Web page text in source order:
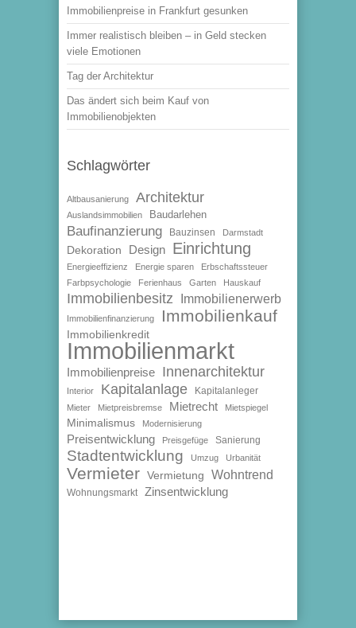
Immobilienpreise in Frankfurt gesunken
Immer realistisch bleiben – in Geld stecken
viele Emotionen
Tag der Architektur
Das ändert sich beim Kauf von
Immobilienobjekten
Schlagwörter
Altbausanierung Architektur
Auslandsimmobilien Baudarlehen
Baufinanzierung Bauzinsen Darmstadt
Dekoration Design Einrichtung
Energieeffizienz Energie sparen
Erbschaftssteuer
Farbpsychologie
Ferienhaus Garten Hauskauf
Immobilienbesitz Immobilienerwerb
Immobilienfinanzierung Immobilienkauf
Immobilienkredit
Immobilienmarkt
Immobilienpreise Innenarchitektur
Interior Kapitalanlage Kapitalanleger
Mieter Mietpreisbremse Mietrecht Mietspiegel
Minimalismus Modernisierung
Preisentwicklung Preisgefüge Sanierung
Stadtentwicklung Umzug Urbanität
Vermieter Vermietung Wohntrend
Wohnungsmarkt Zinsentwicklung